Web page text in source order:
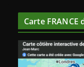
Carte FRANCE